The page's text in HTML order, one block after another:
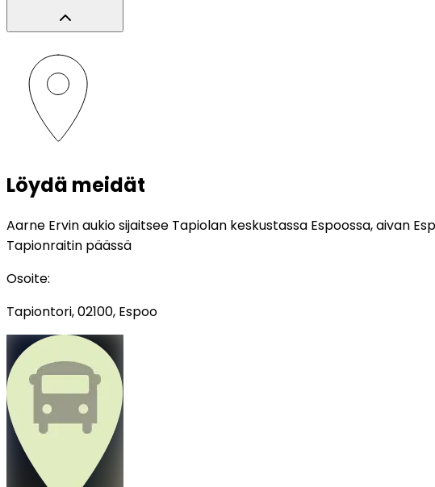
Löydä meidät
Aarne Ervin aukio sijaitsee Tapiolan keskustassa Espoossa, aivan
Tapionraitin päässä
Osoite:
Tapiontori, 02100, Espoo